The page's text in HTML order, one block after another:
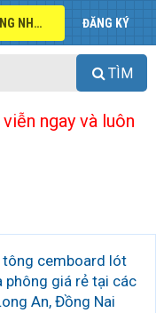
ĐĂNG NHẬP ĐĂNG KÝ
TÌM
ngay và luôn
tông cemboard lót
phông giá rẻ tại các
An, Đồng Nai